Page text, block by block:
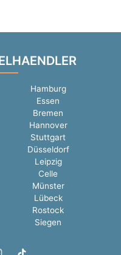
Hamburg
Essen
Bremen
Hannover
Stuttgart
Düsseldorf
Leipzig
Celle
Münster
Lübeck
Rostock
Siegen